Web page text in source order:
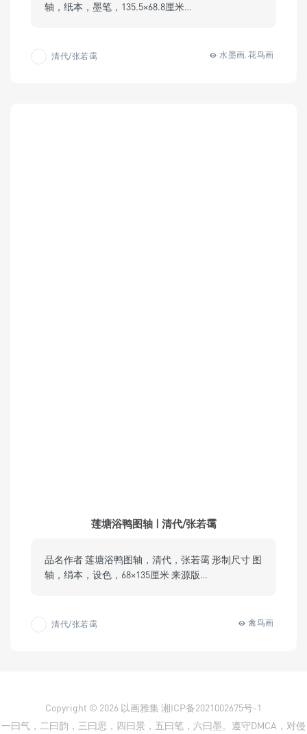
轴，纸本，墨笔，135.5×68.8厘米…
清代/张若霭 水墨画,花鸟画
莲塘浴鸭图轴 | 清代/张若霭
品名作者 莲塘浴鸭图轴，清代，张若霭 形制尺寸 图
轴，绢本，设色，68×135厘米 来源版…
清代/张若霭 禽鸟画
Copyright © 2026 以画雅集 湘ICP备2021002675号-1
一曰气，二曰韵，三曰思，四曰景，五曰笔，六曰墨。遵守DMCA，对侵